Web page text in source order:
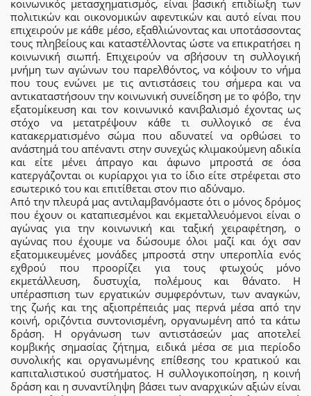
κοινωνικός μετασχηματισμός, είναι βασική επιδίωξη των
πολιτικών και οικονομικών αφεντικών και αυτό είναι που
επιχειρούν με κάθε μέσο, εξαθλιώνοντας και υποτάσσοντας
τους πληβείους και καταστέλλοντας ώστε να επικρατήσει η
κοινωνική σιωπή. Επιχειρούν να σβήσουν τη συλλογική
μνήμη των αγώνων του παρελθόντος, να κόψουν το νήμα
που τους ενώνει με τις αντιστάσεις του σήμερα και να
αντικαταστήσουν την κοινωνική συνείδηση με το φόβο, την
εξατομίκευση και τον κοινωνικό κανιβαλισμό έχοντας ως
στόχο να μετατρέψουν κάθε τι συλλογικό σε ένα
κατακερματισμένο σώμα που αδυνατεί να ορθώσει το
ανάστημά του απέναντι στην συνεχώς κλιμακούμενη αδικία
και είτε μένει άπραγο και άφωνο μπροστά σε όσα
κατεργάζονται οι κυρίαρχοι για το ίδιο είτε στρέφεται στο
εσωτερικό του και επιτίθεται στον πιο αδύναμο.
Από την πλευρά μας αντιλαμβανόμαστε ότι ο μόνος δρόμος
που έχουν οι καταπιεσμένοι και εκμεταλλευόμενοι είναι ο
αγώνας για την κοινωνική και ταξική χειραφέτηση, ο
αγώνας που έχουμε να δώσουμε όλοι μαζί και όχι σαν
εξατομικευμένες μονάδες μπροστά στην υπεροπλία ενός
εχθρού που προορίζει για τους φτωχούς μόνο
εκμετάλλευση, δυστυχία, πολέμους και θάνατο. Η
υπέρασπιση των εργατικών συμφερόντων, των αναγκών,
της ζωής και της αξιοπρέπειάς μας περνά μέσα από την
κοινή, οριζόντια συντονισμένη, οργανωμένη από τα κάτω
δράση. Η οργάνωση των αντιστάσεών μας αποτελεί
κομβικής σημασίας ζήτημα, ειδικά μέσα σε μια περίοδο
συνολικής και οργανωμένης επίθεσης του κρατικού και
καπιταλιστικού συστήματος. Η συλλογικοποίηση, η κοινή
δράση και η συναντίληψη βάσει των αναρχικών αξιών είναι